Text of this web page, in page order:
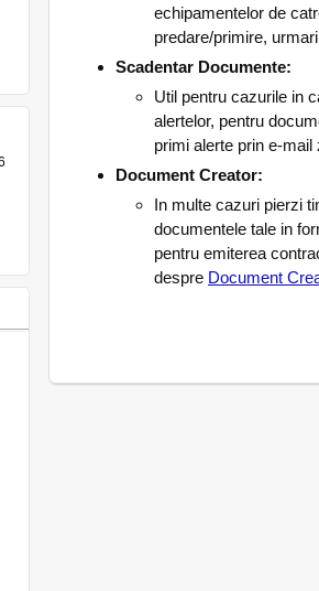
echipamentelor de
predare/primire,
Scadentar Documente:
Util pentru cazurile in
alertelor, pentru
primi alerte prin e-
Document Creator:
In multe cazuri pierzi
documentele tale in
pentru emiterea
despre Document